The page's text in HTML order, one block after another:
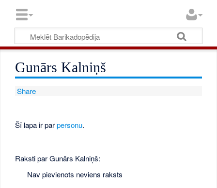
Gunārs Kalniņš
Share
Šī lapa ir parpersonu.
Raksti par Gunārs Kalniņš:
Nav pievienots neviens raksts